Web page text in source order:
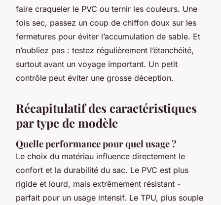
faire craqueler le PVC ou ternir les couleurs. Une
fois sec, passez un coup de chiffon doux sur les
fermetures pour éviter l’accumulation de sable. Et
n’oubliez pas : testez régulièrement l’étanchéité,
surtout avant un voyage important. Un petit
contrôle peut éviter une grosse déception.
Récapitulatif des caractéristiques
par type de modèle
Quelle performance pour quel usage ?
Le choix du matériau influence directement le
confort et la durabilité du sac. Le PVC est plus
rigide et lourd, mais extrêmement résistant -
parfait pour un usage intensif. Le TPU, plus souple